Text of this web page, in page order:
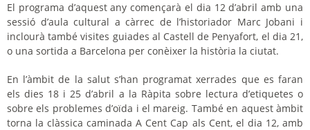
El programa d’aquest any començarà el dia 12 d’abril amb una
sessió d’aula cultural a càrrec de l’historiador Marc Jobani i
inclourà també visites guiades al Castell de Penyafort, el dia 21,
o una sortida a Barcelona per conèixer la història la ciutat.
En l’àmbit de la salut s’han programat xerrades que es faran
els dies 18 i 25 d’abril a la Ràpita sobre lectura d’etiquetes o
sobre els problemes d’oïda i el mareig. També en aquest àmbit
torna la clàssica caminada A Cent Cap als Cent, el dia 12, amb